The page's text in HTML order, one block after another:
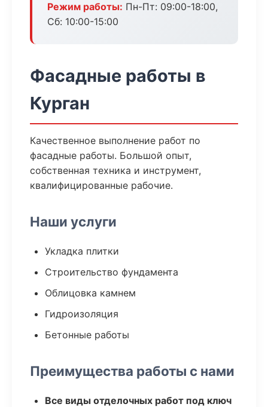
Режим работы: Пн-Пт: 09:00-18:00,
Сб: 10:00-15:00
Фасадные работы в
Курган
Качественное выполнение работ по
фасадные работы. Большой опыт,
собственная техника и инструмент,
квалифицированные рабочие.
Наши услуги
Укладка плитки
Строительство фундамента
Облицовка камнем
Гидроизоляция
Бетонные работы
Преимущества работы с нами
Все виды отделочных работ под ключ